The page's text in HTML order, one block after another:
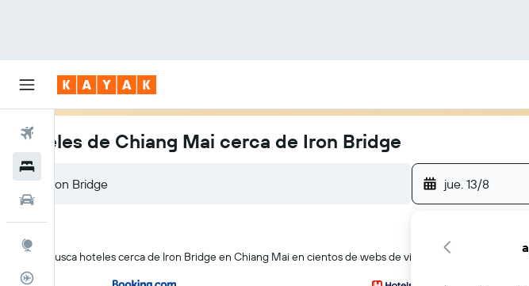
Vuelos
Hoteles de Chiang Mai cerca de Iron Bridge
jue. 13/8
KAYAK busca hoteles cerca de Iron Bridge en Chiang Mai en cientos de webs de viajes a la vez